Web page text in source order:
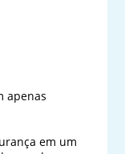
apenas
em um